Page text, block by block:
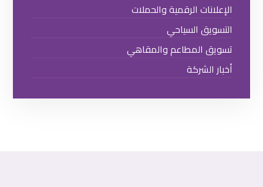
الإعلانات الرقمية والحملات
التسويق السياحي
تسويق المطاعم والمقاهي
أخبار الشركة